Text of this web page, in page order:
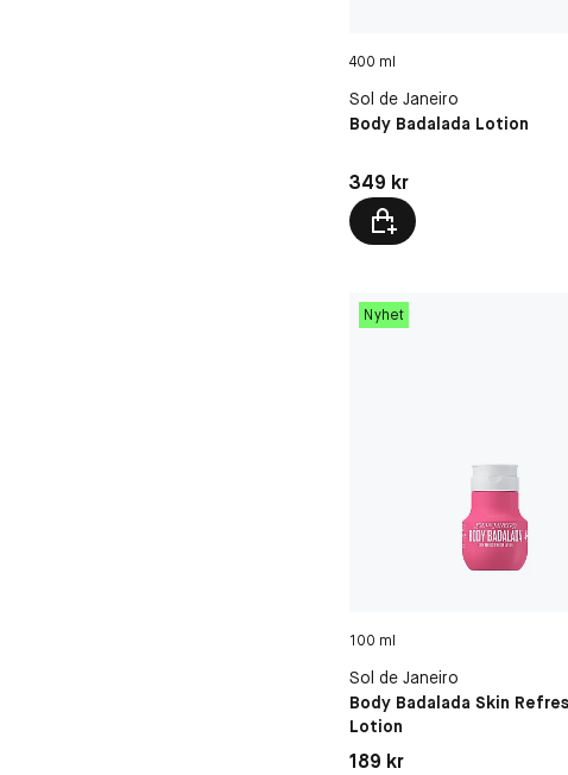
400 ml
Sol de Janeiro
Body Badalada Lotion
Pris: 349 kr
349 kr
Nyhet
100 ml
Sol de Janeiro
Body Badalada Skin
Lotion
Pris: 189 kr
189 kr